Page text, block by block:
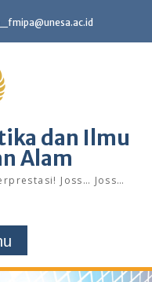
dan Ilmu
Alam
Joss… Joss…